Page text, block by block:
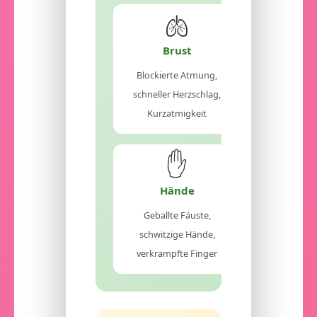
🫁
Brust
Blockierte Atmung,
schneller Herzschlag,
Kurzatmigkeit
✋
Hände
Geballte Fäuste,
schwitzige Hände,
verkrampfte Finger